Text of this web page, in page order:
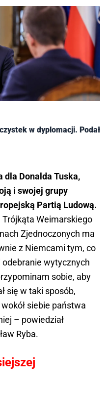
w dyplomacji. Podał
dla Donalda Tuska,
i swojej grupy
Partią Ludową.
Trójkąta Weimarskiego
Zjednoczonych ma
z Niemcami tym, co
odebranie wytycznych
sobie, aby
się w taki sposób,
siebie państwa
– powiedział
Ryba.